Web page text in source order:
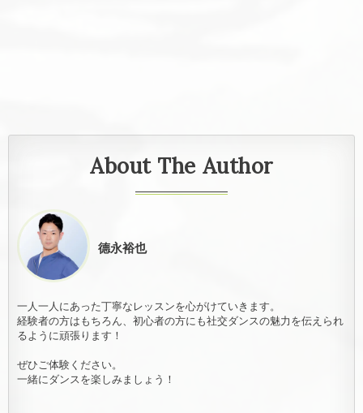
About The Author
德永裕也
一人一人にあった丁寧なレッスンを心がけていきます。
経験者の方はもちろん、初心者の方にも社交ダンスの魅力を伝えられ
るように頑張ります！
ぜひご体験ください。
一緒にダンスを楽しみましょう！